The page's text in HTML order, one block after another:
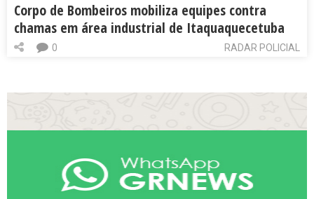
Corpo de Bombeiros mobiliza equipes contra
chamas em área industrial de Itaquaquecetuba
RADAR POLICIAL
0